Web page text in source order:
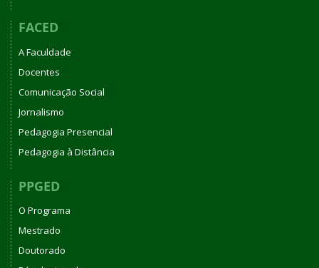
FACED
A Faculdade
Docentes
Comunicação Social
Jornalismo
Pedagogia Presencial
Pedagogia à Distância
PPGED
O Programa
Mestrado
Doutorado